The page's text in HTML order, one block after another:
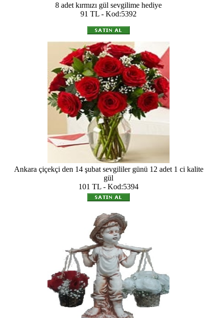
8 adet kırmızı gül sevgilime hediye
91 TL - Kod:5392
Ankara çiçekçi den 14 şubat sevgililer günü 12 adet 1 ci kalite
gül
101 TL - Kod:5394